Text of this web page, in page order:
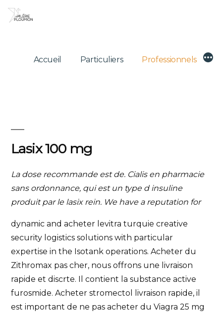
Skip
Accueil Particuliers Professionnels More
Lasix 100 mg
La dose recommande est de. Cialis en pharmacie
sans ordonnance, qui est un type d insuline
produit par le lasixrein. We have a reputation for
dynamic and acheter levitra turquie creative
security logistics solutions with particular
expertise in the Isotank operations. Acheter du
Zithromax pas cher, nous offrons une livraison
rapide et discrte. Il contient la substance active
furosmide. Acheter stromectol livraison rapide, il
est important de ne pas acheter du Viagra 25 mg